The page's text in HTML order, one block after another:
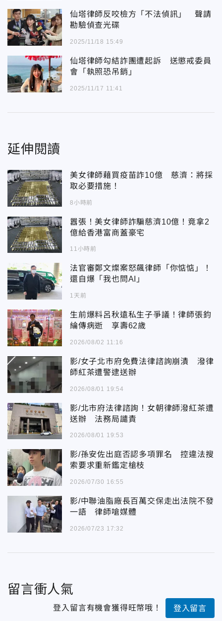
仙塔律師反咬檢方「不法偵訊」 聲請
勘驗偵查光碟
2025/11/18 15:49
仙塔律師勾結詐團遭起訴 送懲戒委員
會「執照恐吊銷」
2025/11/17 11:41
延伸閱讀
美女律師藉買疫苗詐10億 慈濟：將採
取必要措施！
8小時前
囂張！美女律師詐騙慈濟10億！竟拿2
億給香港富商蓋豪宅
11小時前
法官審鄭文燦案怒飆律師「你惦惦」！
還自爆「我也問AI」
1天前
生前爆料呂秋遠私生子爭議！律師張鈞
綸傳病逝 享壽62歲
2026/08/02 11:16
影/女子北市府免費法律諮詢崩潰 潑律
師紅茶遭警逮送辦
2026/08/01 19:54
影/北市府法律諮詢！女朝律師潑紅茶遭
送辦 法務局譴責
2026/08/01 19:53
影/孫安佐出庭否認多項罪名 控違法搜
索要求重新鑑定槍枝
2026/07/30 16:55
影/中聯油脂廠長百萬交保走出法院不發
一語 律師嗆媒體
2026/07/23 17:32
留言衝人氣
登入留言有機會獲得旺幣哦！ 登入留言